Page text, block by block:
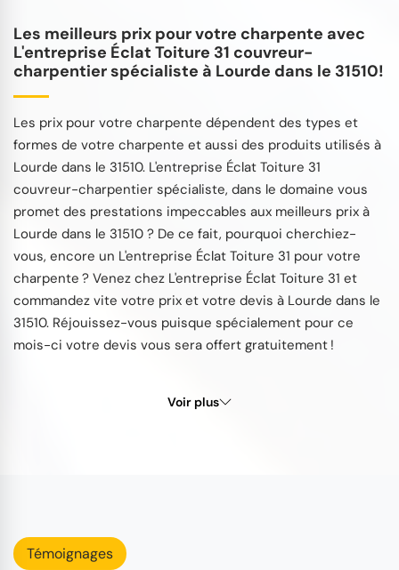
Les meilleurs prix pour votre charpente avec
L'entreprise Éclat Toiture 31 couvreur-
charpentier spécialiste à Lourde dans le 31510!
Les prix pour votre charpente dépendent des types et
formes de votre charpente et aussi des produits utilisés à
Lourde dans le 31510. L'entreprise Éclat Toiture 31
couvreur-charpentier spécialiste, dans le domaine vous
promet des prestations impeccables aux meilleurs prix à
Lourde dans le 31510 ? De ce fait, pourquoi cherchiez-
vous, encore un L'entreprise Éclat Toiture 31 pour votre
charpente ? Venez chez L'entreprise Éclat Toiture 31 et
commandez vite votre prix et votre devis à Lourde dans le
31510. Réjouissez-vous puisque spécialement pour ce
mois-ci votre devis vous sera offert gratuitement !
Voir plus
Témoignages